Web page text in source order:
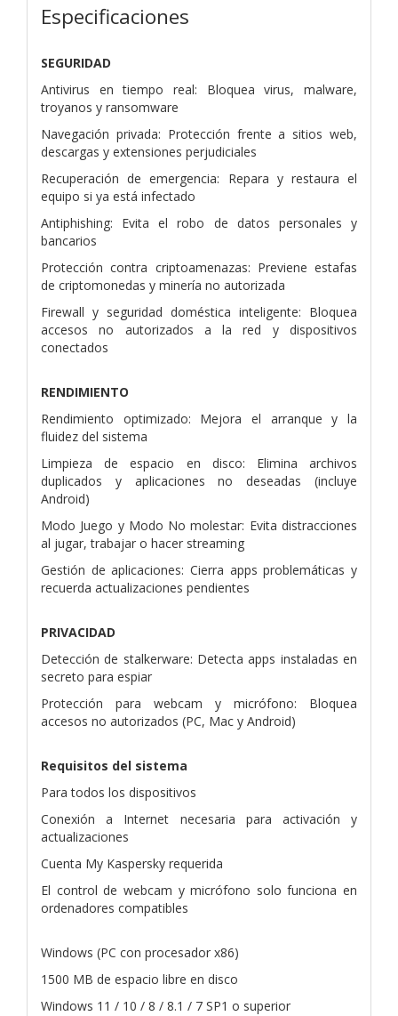
Especificaciones
SEGURIDAD
Antivirus en tiempo real: Bloquea virus, malware,
troyanos y ransomware
Navegación privada: Protección frente a sitios web,
descargas y extensiones perjudiciales
Recuperación de emergencia: Repara y restaura el
equipo si ya está infectado
Antiphishing: Evita el robo de datos personales y
bancarios
Protección contra criptoamenazas: Previene estafas
de criptomonedas y minería no autorizada
Firewall y seguridad doméstica inteligente: Bloquea
accesos no autorizados a la red y dispositivos
conectados
RENDIMIENTO
Rendimiento optimizado: Mejora el arranque y la
fluidez del sistema
Limpieza de espacio en disco: Elimina archivos
duplicados y aplicaciones no deseadas (incluye
Android)
Modo Juego y Modo No molestar: Evita distracciones
al jugar, trabajar o hacer streaming
Gestión de aplicaciones: Cierra apps problemáticas y
recuerda actualizaciones pendientes
PRIVACIDAD
Detección de stalkerware: Detecta apps instaladas en
secreto para espiar
Protección para webcam y micrófono: Bloquea
accesos no autorizados (PC, Mac y Android)
Requisitos del sistema
Para todos los dispositivos
Conexión a Internet necesaria para activación y
actualizaciones
Cuenta My Kaspersky requerida
El control de webcam y micrófono solo funciona en
ordenadores compatibles
Windows (PC con procesador x86)
1500 MB de espacio libre en disco
Windows 11 / 10 / 8 / 8.1 / 7 SP1 o superior